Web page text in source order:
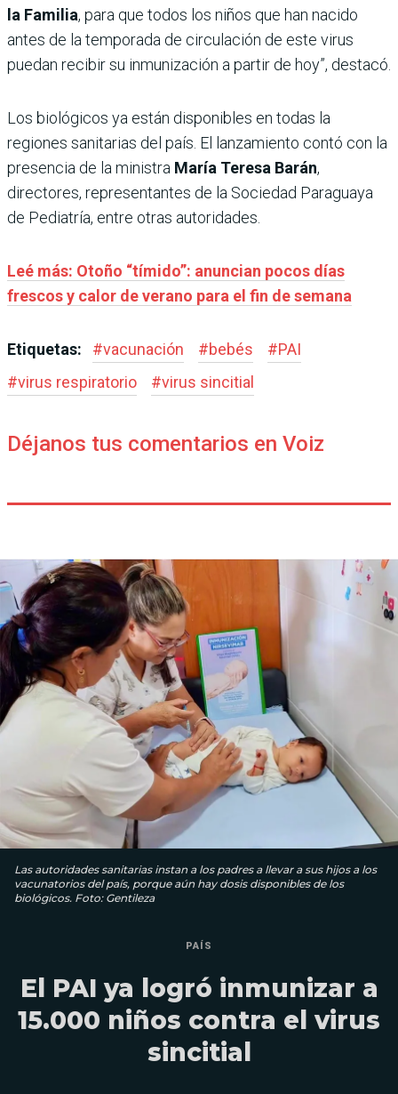
la Familia, para que todos los niños que han nacido
antes de la temporada de circulación de este virus
puedan recibir su inmunización a partir de hoy”, destacó.
Los biológicos ya están disponibles en todas la
regiones sanitarias del país. El lanzamiento contó con la
presencia de la ministra María Teresa Barán,
directores, representantes de la Sociedad Paraguaya
de Pediatría, entre otras autoridades.
Leé más: Otoño “tímido”: anuncian pocos días
frescos y calor de verano para el fin de semana
Etiquetas: #vacunación #bebés #PAI
#virus respiratorio #virus sincitial
Déjanos tus comentarios en Voiz
Las autoridades sanitarias instan a los padres a llevar a sus hijos a los
vacunatorios del país, porque aún hay dosis disponibles de los
biológicos. Foto: Gentileza
PAÍS
El PAI ya logró inmunizar a
15.000 niños contra el virus
sincitial